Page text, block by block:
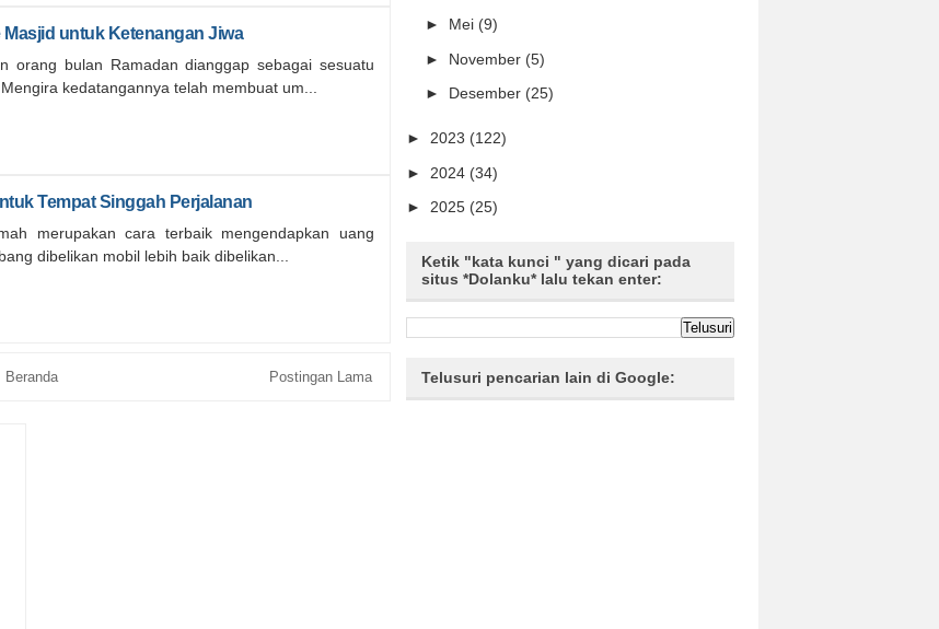
untuk Ketenangan Jiwa
orang bulan Ramadan dianggap sebagai sesuatu
kedatangannya telah membuat um...
Tempat Singgah Perjalanan
merupakan cara terbaik mengendapkan uang
dibelikan mobil lebih baik dibelikan...
Postingan Lama
Beranda
► Mei (9)
► November (5)
► Desember (25)
► 2023 (122)
► 2024 (34)
► 2025 (25)
Ketik "kata kunci " yang dicari pada
situs *Dolanku* lalu tekan enter:
Telusuri pencarian lain di Google: